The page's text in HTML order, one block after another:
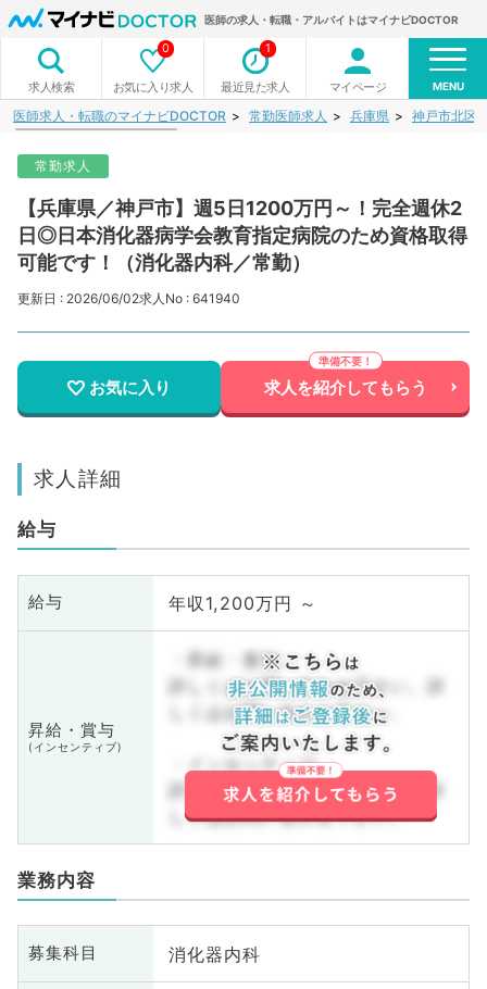
医師の求人・転職・アルバイトはマイナビDOCTOR
求人検索 お気に入り求人
0
最近見た求人
1
マイページ MENU
医師求人・転職のマイナビDOCTOR 常勤医師求人 兵庫県 神戸市北区
常勤求人
【兵庫県／神戸市】週5日1200万円～！完全週休2
日◎日本消化器病学会教育指定病院のため資格取得
可能です！（消化器内科／常勤）
更新日 : 2026/06/02求人No : 641940
お気に入り 求人を紹介してもらう
求人詳細
給与
給与 年収1,200万円 ～
昇給・賞与
(インセンティブ)
・昇給・賞与
詳しくはお問い合わせ下さい。詳
しくはお問い合わせ下さい。
・インセンティブ
詳しくはお問い合わせ下さい。詳
しくはお問い合わせ下さい。
業務内容
募集科目 消化器内科